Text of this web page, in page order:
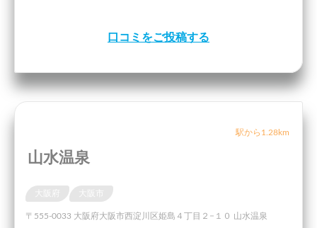
口コミをご投稿する
駅から1.28km
山水温泉
〒555-0033 大阪府大阪市西淀川区姫島４丁目２−１０ 山水温泉